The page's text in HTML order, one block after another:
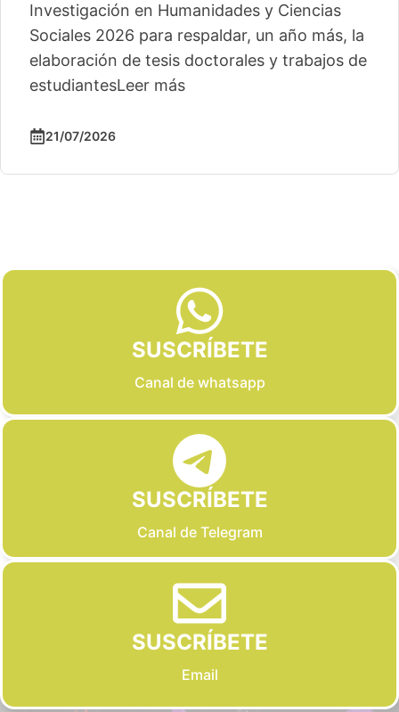
Investigación en Humanidades y Ciencias
Sociales 2026 para respaldar, un año más, la
elaboración de tesis doctorales y trabajos de
estudiantesLeer más
21/07/2026
SUSCRÍBETE
Canal de whatsapp
SUSCRÍBETE
Canal de Telegram
SUSCRÍBETE
Email